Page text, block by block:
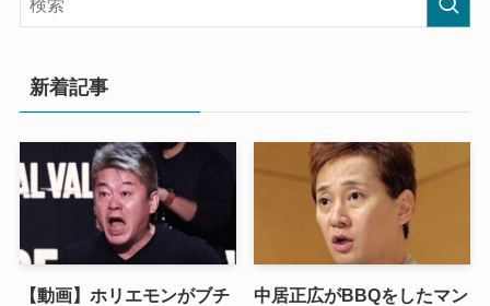
新着記事
【動画】ホリエモンがブチ
中居正広がBBQをしたマン